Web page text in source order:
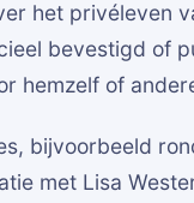
het privéleven
bevestigd of
hemzelf of
bijvoorbeeld
met Lisa